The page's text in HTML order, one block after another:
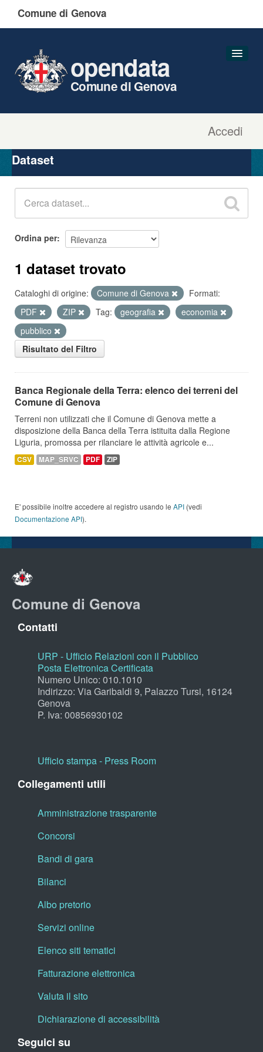
Comune di Genova
Accedi
opendata
Comune di Genova
Organizzazioni
Gruppi
Dataset
Ordina per
1 dataset trovato
Cataloghi di origine: Comune di Genova
Formati:
PDF
ZIP Tag: geografia
economia
pubblico
Risultato del Filtro
Banca Regionale della Terra: elenco dei terreni del
Comune di Genova
Terreni non utilizzati che il Comune di Genova mette a
disposizione della Banca della Terra istituita dalla Regione
Liguria, promossa per rilanciare le attività agricole e...
CSV MAP_SRVC PDF ZIP
E' possibile inoltre accedere al registro usando le API (vedi
Documentazione API).
Comune di Genova
Contatti
URP - Ufficio Relazioni con il Pubblico
Posta Elettronica Certificata
Numero Unico: 010.1010
Indirizzo: Via Garibaldi 9, Palazzo Tursi, 16124
Genova
P. Iva: 00856930102
Ufficio stampa - Press Room
Collegamenti utili
Amministrazione trasparente
Concorsi
Bandi di gara
Bilanci
Albo pretorio
Servizi online
Elenco siti tematici
Fatturazione elettronica
Valuta il sito
Dichiarazione di accessibilità
Seguici su